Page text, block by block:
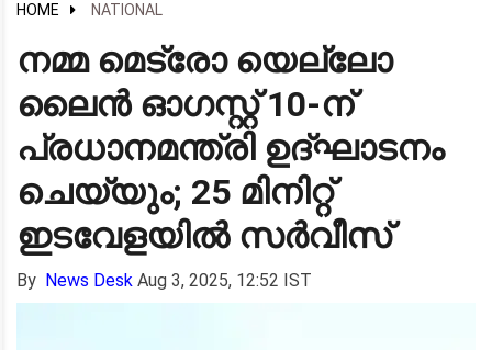
HOME NATIONAL
നമ്മ മെട്രോ യെല്ലോ
ലൈൻ ഓഗസ്റ്റ് 10-ന്
പ്രധാനമന്ത്രി ഉദ്ഘാടനം
ചെയ്യും; 25 മിനിറ്റ്
ഇടവേളയിൽ സർവീസ്
By News Desk Aug 3, 2025, 12:52 IST